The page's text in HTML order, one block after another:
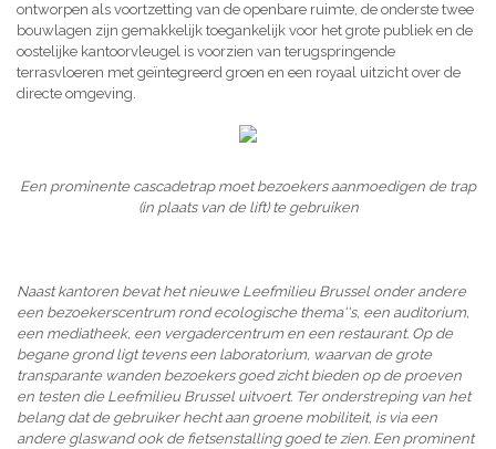
ontworpen als voortzetting van de openbare ruimte, de onderste twee
bouwlagen zijn gemakkelijk toegankelijk voor het grote publiek en de
oostelijke kantoorvleugel is voorzien van terugspringende
terrasvloeren met geïntegreerd groen en een royaal uitzicht over de
directe omgeving.
Een prominente cascadetrap moet bezoekers aanmoedigen de trap
(in plaats van de lift) te gebruiken
Naast kantoren bevat het nieuwe Leefmilieu Brussel onder andere
een bezoekerscentrum rond ecologische thema''s, een auditorium,
een mediatheek, een vergadercentrum en een restaurant. Op de
begane grond ligt tevens een laboratorium, waarvan de grote
transparante wanden bezoekers goed zicht bieden op de proeven
en testen die Leefmilieu Brussel uitvoert. Ter onderstreping van het
belang dat de gebruiker hecht aan groene mobiliteit, is via een
andere glaswand ook de fietsenstalling goed te zien. Een prominent